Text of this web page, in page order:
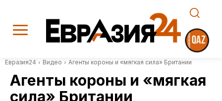
Евразия24 Видео Агенты короны и «мягкая сила» Британии
Агенты короны и «мягкая
сила» Британии